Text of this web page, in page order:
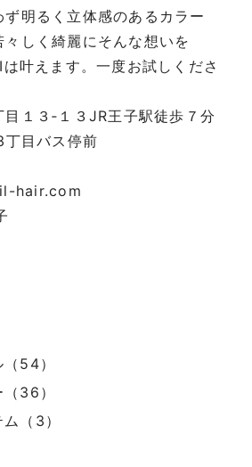
54）
36）
（3）
明るく立体感のあるカラー
しく綺麗にそんな想いを
叶えます。一度お試しくださ
１３‐１３JR王子駅徒歩７分
目バス停前
hair.com